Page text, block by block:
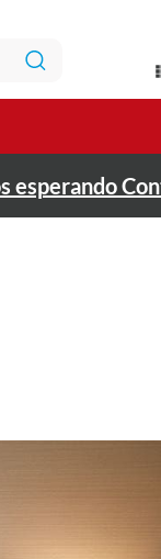
esperando